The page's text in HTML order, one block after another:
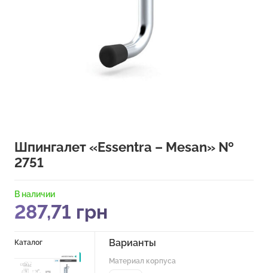
Шпингалет «Essentra – Mesan» №
2751
В наличии
287,71 грн
Каталог Варианты
Материал корпуса